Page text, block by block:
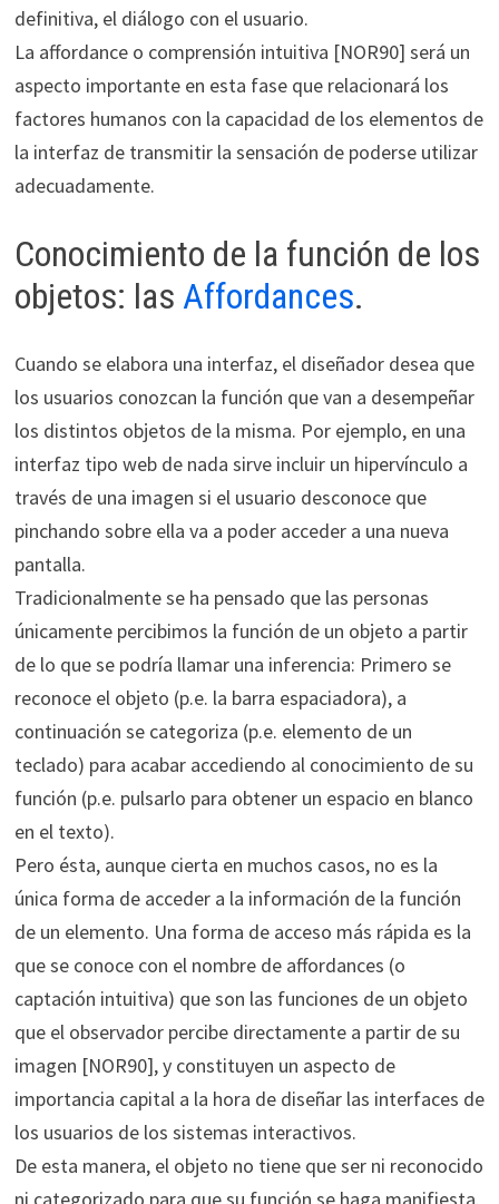
definitiva, el diálogo con el usuario.
La affordance o comprensión intuitiva [NOR90] será un
aspecto importante en esta fase que relacionará los
factores humanos con la capacidad de los elementos de
la interfaz de transmitir la sensación de poderse utilizar
adecuadamente.
Conocimiento de la función de los
objetos: las Affordances.
Cuando se elabora una interfaz, el diseñador desea que
los usuarios conozcan la función que van a desempeñar
los distintos objetos de la misma. Por ejemplo, en una
interfaz tipo web de nada sirve incluir un hipervínculo a
través de una imagen si el usuario desconoce que
pinchando sobre ella va a poder acceder a una nueva
pantalla.
Tradicionalmente se ha pensado que las personas
únicamente percibimos la función de un objeto a partir
de lo que se podría llamar una inferencia: Primero se
reconoce el objeto (p.e. la barra espaciadora), a
continuación se categoriza (p.e. elemento de un
teclado) para acabar accediendo al conocimiento de su
función (p.e. pulsarlo para obtener un espacio en blanco
en el texto).
Pero ésta, aunque cierta en muchos casos, no es la
única forma de acceder a la información de la función
de un elemento. Una forma de acceso más rápida es la
que se conoce con el nombre de affordances (o
captación intuitiva) que son las funciones de un objeto
que el observador percibe directamente a partir de su
imagen [NOR90], y constituyen un aspecto de
importancia capital a la hora de diseñar las interfaces de
los usuarios de los sistemas interactivos.
De esta manera, el objeto no tiene que ser ni reconocido